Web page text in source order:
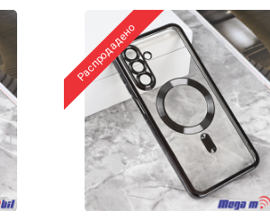
Распродадено